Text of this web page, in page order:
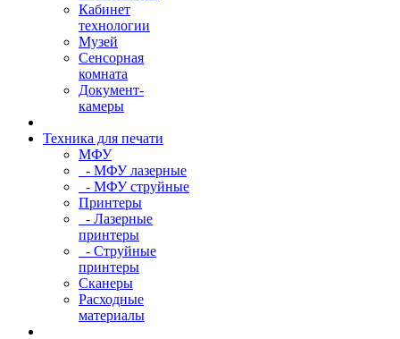
Кабинет
технологии
Музей
Сенсорная
комната
Документ-
камеры
Техника для печати
МФУ
- МФУ лазерные
- МФУ струйные
Принтеры
- Лазерные
принтеры
- Струйные
принтеры
Сканеры
Расходные
материалы